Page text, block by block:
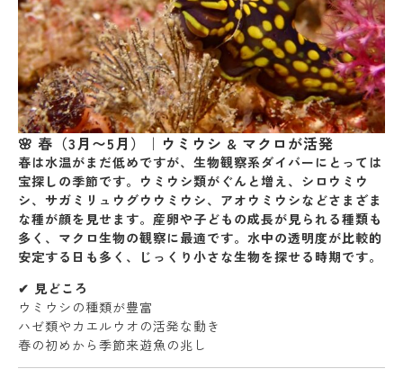
🌸 春（3月〜5月）｜ウミウシ & マクロが活発
春は水温がまだ低めですが、生物観察系ダイバーにとっては
宝探しの季節です。ウミウシ類がぐんと増え、 シロウミウ
シ、サガミリュウグウウミウシ、アオウミウシなどさまざま
な種が顔を見せます。産卵や子どもの成長が見られる種類も
多く、 マクロ生物の観察に最適です。水中の透明度が比較的
安定する日も多く、じっくり小さな生物を探せる時期です。
✔︎ 見どころ
ウミウシの種類が豊富
ハゼ類やカエルウオの活発な動き
春の初めから季節来遊魚の兆し